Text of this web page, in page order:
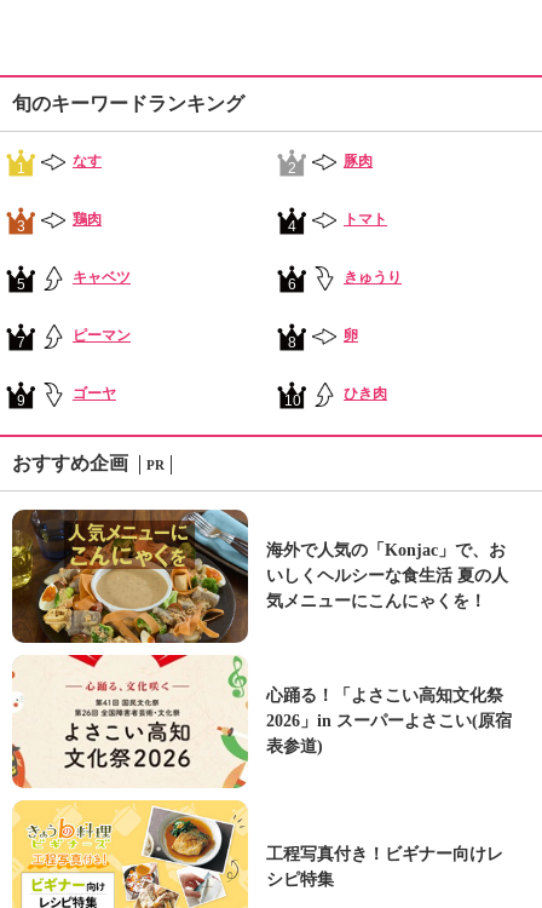
旬のキーワードランキング
1 なす 2 豚肉
3 鶏肉 4 トマト
5 キャベツ 6 きゅうり
7 ピーマン 8 卵
9 ゴーヤ 10 ひき肉
おすすめ企画 PR
海外で人気の「Konjac」で、お
いしくヘルシーな食生活 夏の人
気メニューにこんにゃくを！
心踊る！「よさこい高知文化祭
2026」in スーパーよさこい(原宿
表参道)
工程写真付き！ビギナー向けレ
シピ特集